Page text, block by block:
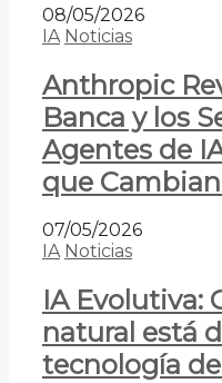
08/05/2026
IA Noticias
Anthropic
Banca y los
Agentes de
que
07/05/2026
IA Noticias
IA Evolutiva:
natural está
tecnología